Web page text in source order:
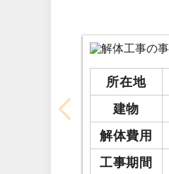
所在地
建物
解体費用
工事期間